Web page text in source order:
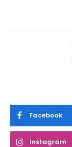
Facebook
Instagram